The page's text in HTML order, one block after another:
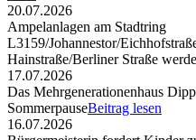
20.07.2026
Ampelanlagen am Stadtring
L3159/Johannestor/
Hainstraße/Berliner Straße
17.07.2026
Das Mehrgenerationenhaus
SommerpauseBeitrag lesen
16.07.2026